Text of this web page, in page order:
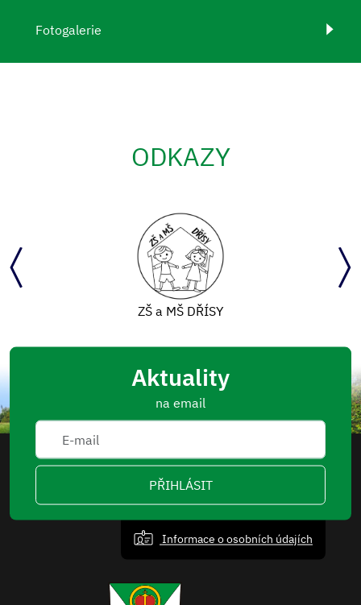
Fotogalerie
ODKAZY
ZŠ a MŠ DŘÍSY
Aktuality
na email
PŘIHLÁSIT
Informace o osobních údajích